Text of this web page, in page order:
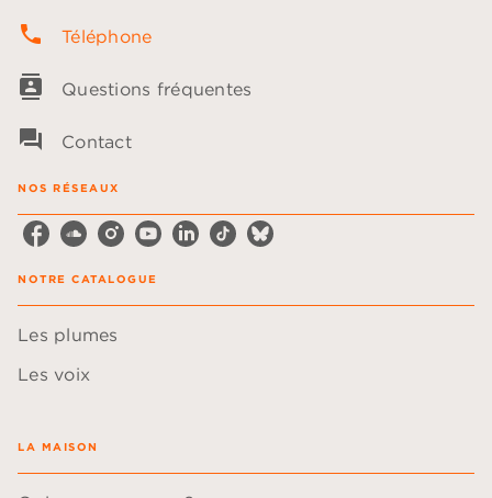
phone Téléphone
contacts Questions fréquentes
question_answer Contact
NOS RÉSEAUX
NOTRE CATALOGUE
Les plumes
Les voix
LA MAISON